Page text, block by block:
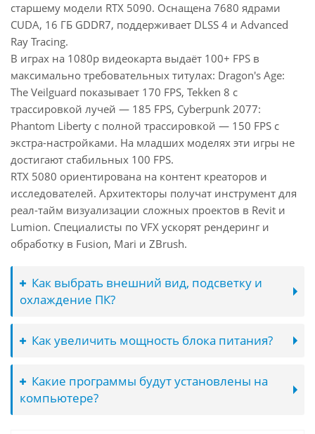
старшему модели RTX 5090. Оснащена 7680 ядрами
CUDA, 16 ГБ GDDR7, поддерживает DLSS 4 и Advanced
Ray Tracing.
В играх на 1080p видеокарта выдаёт 100+ FPS в
максимально требовательных титулах: Dragon's Age:
The Veilguard показывает 170 FPS, Tekken 8 с
трассировкой лучей — 185 FPS, Cyberpunk 2077:
Phantom Liberty с полной трассировкой — 150 FPS с
экстра-настройками. На младших моделях эти игры не
достигают стабильных 100 FPS.
RTX 5080 ориентирована на контент креаторов и
исследователей. Архитекторы получат инструмент для
реал-тайм визуализации сложных проектов в Revit и
Lumion. Специалисты по VFX ускорят рендеринг и
обработку в Fusion, Mari и ZBrush.
Как выбрать внешний вид, подсветку и
охлаждение ПК?
Как увеличить мощность блока питания?
Какие программы будут установлены на
компьютере?